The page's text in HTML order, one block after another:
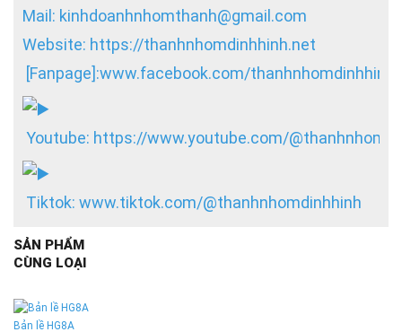
Mail: kinhdoanhnhomthanh@gmail.com
Website: https://thanhnhomdinhhinh.net
[Fanpage]:www.facebook.com/
Youtube: https://www.youtube.com/
Tiktok: www.tiktok.com/@thanhnhomdinhhinh
SẢN PHẨM
CÙNG LOẠI
Bản lề HG8A